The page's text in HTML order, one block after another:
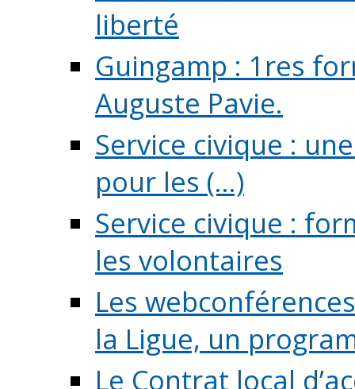
liberté
Guingamp : 1res
Auguste Pavie.
Service civique :
pour les (...)
Service civique :
les volontaires
Les
la Ligue, un
Le Contrat local